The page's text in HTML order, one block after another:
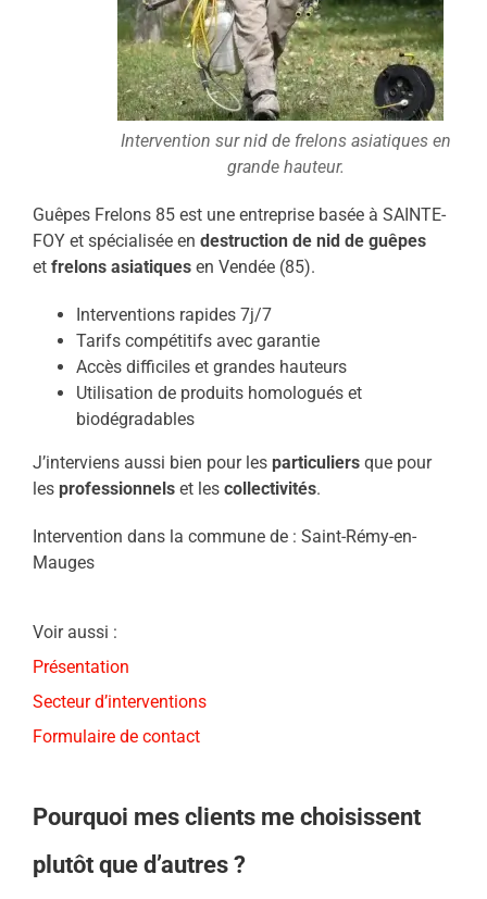
Intervention sur nid de frelons asiatiques en
grande hauteur.
Guêpes Frelons 85 est une entreprise basée à SAINTE-
FOY et spécialisée en destruction de nid de guêpes
et frelons asiatiquesen Vendée (85).
Interventions rapides 7j/7
Tarifs compétitifs avec garantie
Accès difficiles et grandes hauteurs
Utilisation de produits homologués et
biodégradables
J’interviens aussi bien pour les particuliersque pour
les professionnelset les collectivités.
Intervention dans la commune de : Saint-Rémy-en-
Mauges
Voir aussi :
Présentation
Secteur d’interventions
Formulaire de contact
Pourquoi mes clients me choisissent
plutôt que d’autres ?